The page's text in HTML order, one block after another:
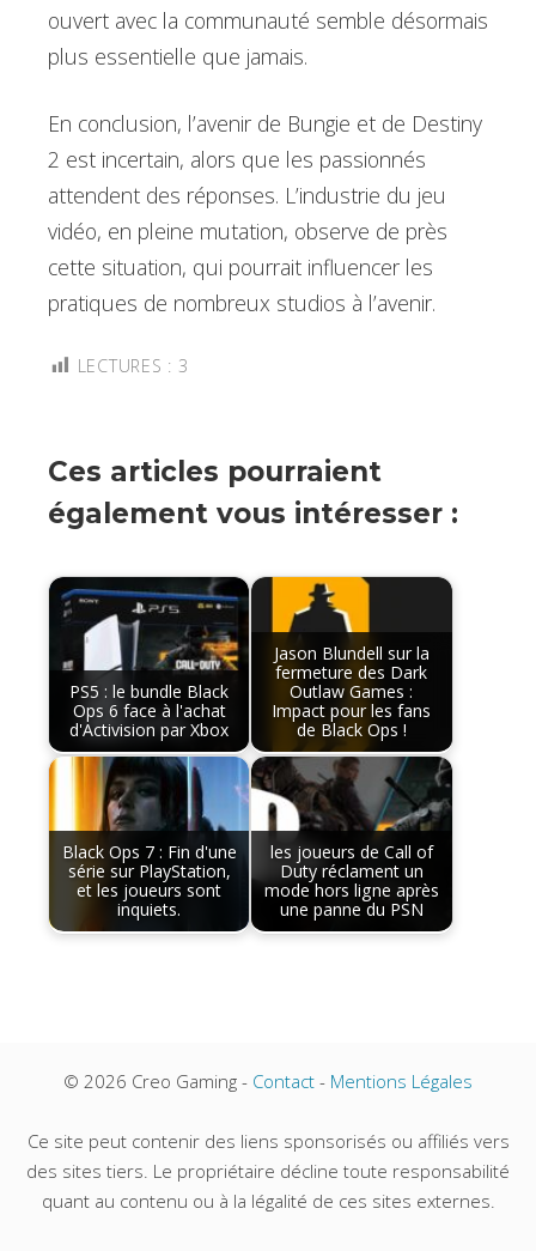
ouvert avec la communauté semble désormais
plus essentielle que jamais.
En conclusion, l’avenir de Bungie et de Destiny
2 est incertain, alors que les passionnés
attendent des réponses. L’industrie du jeu
vidéo, en pleine mutation, observe de près
cette situation, qui pourrait influencer les
pratiques de nombreux studios à l’avenir.
LECTURES : 3
Ces articles pourraient
également vous intéresser :
PS5 : le bundle Black
Ops 6 face à l'achat
d'Activision par Xbox
Jason Blundell sur la
fermeture des Dark
Outlaw Games :
Impact pour les fans
de Black Ops !
Black Ops 7 : Fin d'une
série sur PlayStation,
et les joueurs sont
inquiets.
les joueurs de Call of
Duty réclament un
mode hors ligne après
une panne du PSN
© 2026 Creo Gaming - Contact - Mentions Légales
Ce site peut contenir des liens sponsorisés ou affiliés vers
des sites tiers. Le propriétaire décline toute responsabilité
quant au contenu ou à la légalité de ces sites externes.